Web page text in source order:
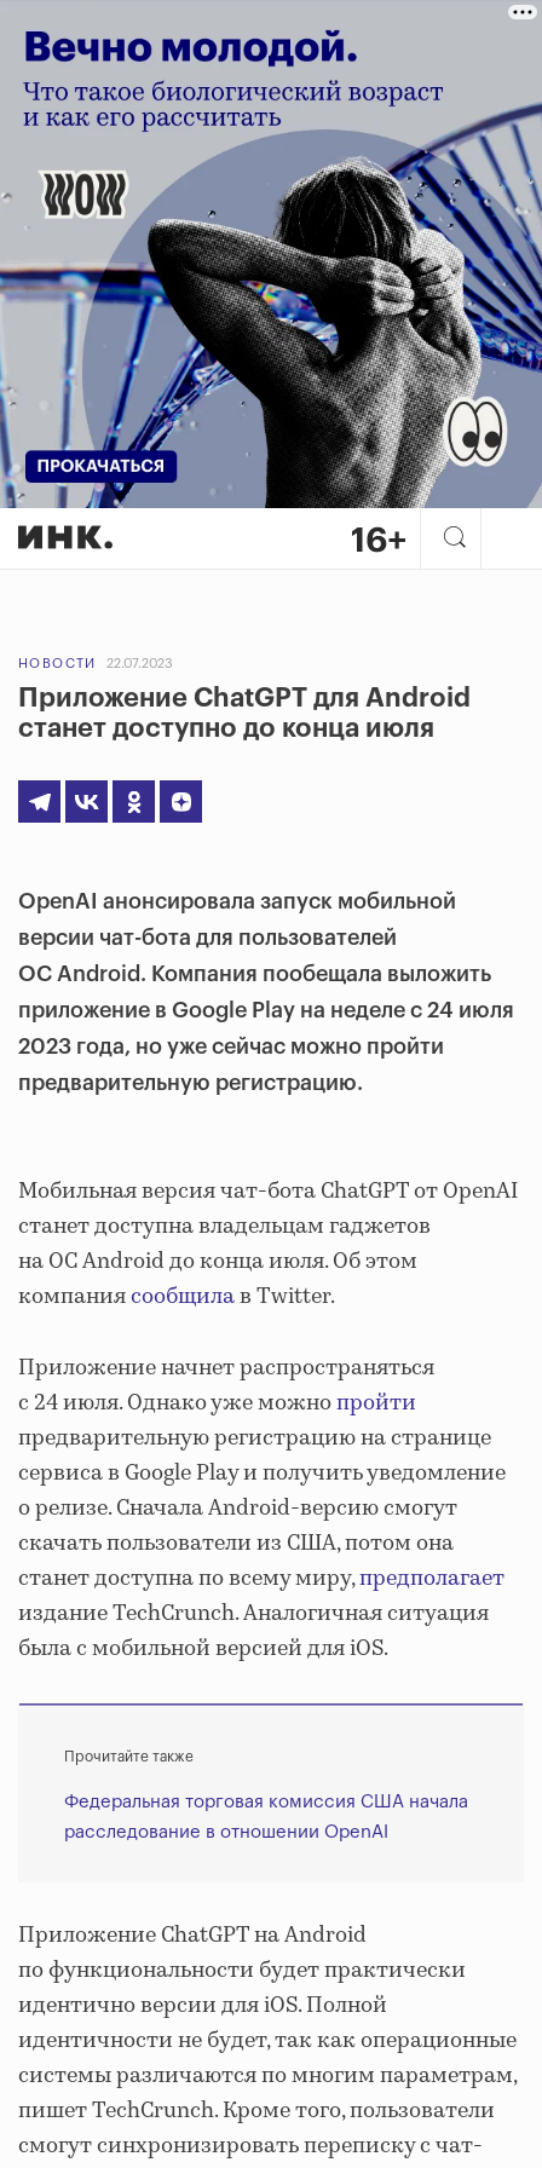
НОВОСТИ 22.07.2023
Приложение ChatGPT для Android
станет доступно до конца июля
OpenAI анонсировала запуск мобильной
версии чат-бота для пользователей
ОС Android. Компания пообещала выложить
приложение в Google Play на неделе с 24 июля
2023 года, но уже сейчас можно пройти
предварительную регистрацию.
Мобильная версия чат-бота ChatGPT от OpenAI
станет доступна владельцам гаджетов
на ОС Android до конца июля. Об этом
компаниясообщилав Twitter.
Приложение начнет распространяться
с 24 июля. Однако уже можнопройти
предварительную регистрацию на странице
сервиса в Google Play и получить уведомление
о релизе. Сначала Android-версию смогут
скачать пользователи из США, потом она
станет доступна по всему миру,предполагает
издание TechCrunch. Аналогичная ситуация
была с мобильной версией для iOS.
Прочитайте также
Федеральная торговая комиссия США начала
расследование в отношении OpenAI
Приложение ChatGPT на Android
по функциональности будет практически
идентично версии для iOS. Полной
идентичности не будет, так как операционные
системы различаются по многим параметрам,
пишет TechCrunch. Кроме того, пользователи
смогут синхронизировать переписку с чат-